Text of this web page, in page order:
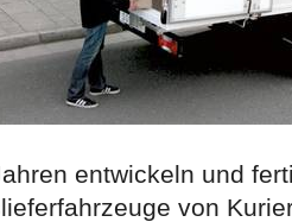
entwickeln und
von